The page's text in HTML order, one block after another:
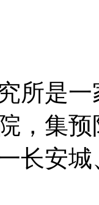
所是
，集
长安